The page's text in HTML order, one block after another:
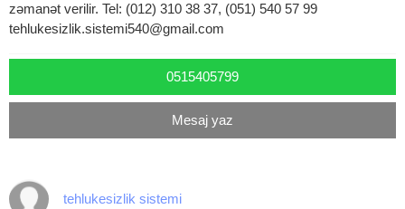
zəmanət verilir. Tel: (012) 310 38 37, (051) 540 57 99
tehlukesizlik.sistemi540@gmail.com
0515405799
Mesaj yaz
tehlukesizlik sistemi